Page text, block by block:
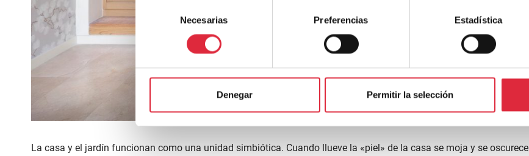
de
consentimiento
Necesarias Preferencias Estadística
Denegar Permitir la selección
La casa y el jardín funcionan como una unidad simbiótica. Cuando llueve la «piel» de la casa se moja y se oscurece